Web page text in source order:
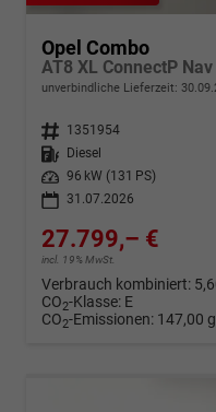
Opel Combo
AT8 XL ConnectP
unverbindliche Lieferzeit:
Fahrzeugnr. 1351954
Kraftstoff
Diesel
Leistung
96 kW (131 PS)
31.07.2026
27.799,– €
incl. 19% MwSt.
Verbrauch kombiniert:
CO2-Klasse: E
CO2-Emissionen: 147,00